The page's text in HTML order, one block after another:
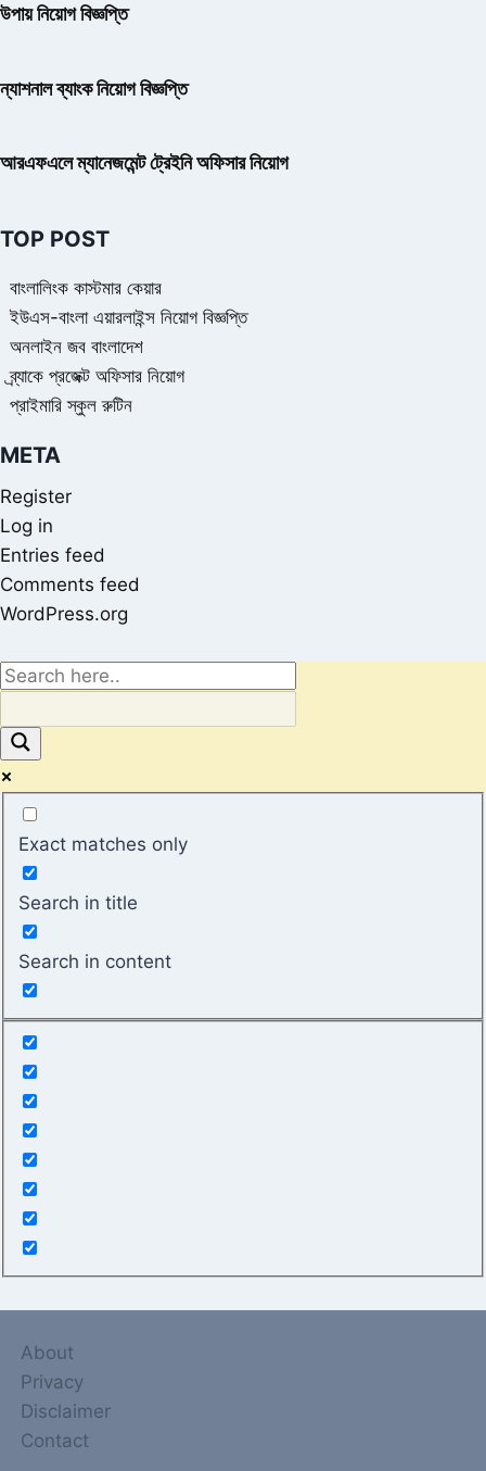
উপায় নিয়োগ বিজ্ঞপ্তি
ন্যাশনাল ব্যাংক নিয়োগ বিজ্ঞপ্তি
আরএফএলে ম্যানেজমেন্ট ট্রেইনি অফিসার নিয়োগ
TOP POST
বাংলালিংক কাস্টমার কেয়ার
ইউএস-বাংলা এয়ারলাইন্স নিয়োগ বিজ্ঞপ্তি
অনলাইন জব বাংলাদেশ
ব্র্যাকে প্রজেক্ট অফিসার নিয়োগ
প্রাইমারি স্কুল রুটিন
META
Register
Log in
Entries feed
Comments feed
WordPress.org
Exact matches only
Search in title
Search in content
About
Privacy
Disclaimer
Contact